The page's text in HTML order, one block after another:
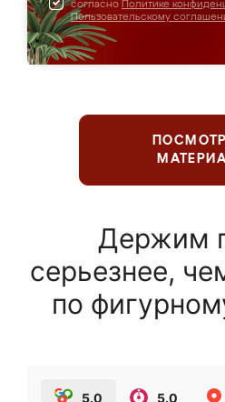
согласно Политике
Пользовательскому
Держим
серьезнее,
по
5.0 5.0